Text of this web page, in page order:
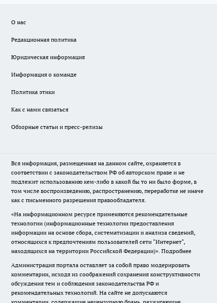
О нас
Редакционная политика
Юридическая информация
Информация о команде
Политика этики
Как с нами связаться
Обзорные статьи и пресс-релизы
Вся информация, размещенная на данном сайте, охраняется в
соответствии с законодательством РФ об авторском праве и не
подлежит использованию кем-либо в какой бы то ни было форме, в
том числе воспроизведению, распространению, переработке не иначе
как с письменного разрешения правообладателя.
«На информационном ресурсе применяются рекомендательные
технологии (информационные технологии предоставления
информации на основе сбора, систематизации и анализа сведений,
относящихся к предпочтениям пользователей сети "Интернет",
находящихся на территории Российской Федерации)». Подробнее
Администрация портала оставляет за собой право модерировать
комментарии, исходя из соображений сохранения конструктивности
обсуждения тем и соблюдения законодательства РФ и
рекомендательных технологий. На сайте не допускаются